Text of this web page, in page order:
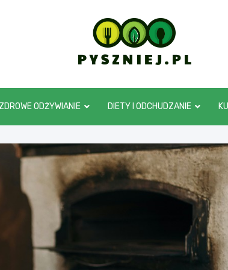
pyszniej.pl
ZDROWE ODŻYWIANIE DIETY I ODCHUDZANIE